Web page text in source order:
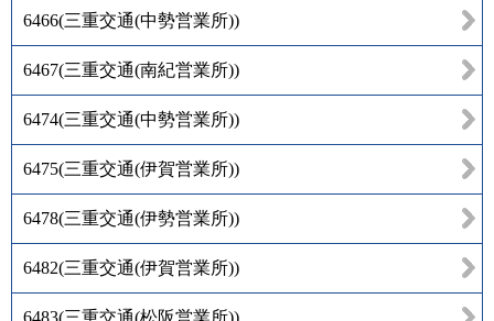
6466(三重交通(中勢営業所))
6467(三重交通(南紀営業所))
6474(三重交通(中勢営業所))
6475(三重交通(伊賀営業所))
6478(三重交通(伊勢営業所))
6482(三重交通(伊賀営業所))
6483(三重交通(松阪営業所))